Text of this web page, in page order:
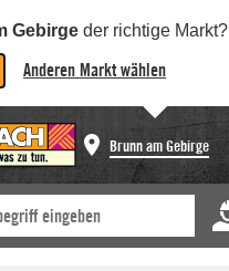
Gebirge der richtige Markt?
Anderen Markt wählen
Brunn am Gebirge